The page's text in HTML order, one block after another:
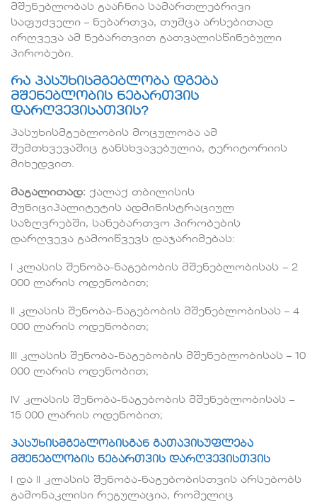
მშენებლობას გააჩნია სამართლებრივი
საფუძველი – ნებართვა, თუმცა არსებითად
ირღვევა ამ ნებართვით გათვალისწინებული
პირობები.
რა პასუხისმგებლობა დგება
მშენებლობის ნებართვის
დარღვევისათვის?
პასუხისმგებლობის მოცულობა ამ
შემთხვევაშიც განსხვავებულია, ტერიტორიის
მიხედვით.
მაგალითად: ქალაქ თბილისის
მუნიციპალიტეტის ადმინისტრაციულ
საზღვრებში, სანებართვო პირობების
დარღვევა გამოიწვევს დაჯარიმებას:
I კლასის შენობა-ნაგებობის მშენებლობისას − 2
000 ლარის ოდენობით;
II კლასის შენობა-ნაგებობის მშენებლობისას – 4
000 ლარის ოდენობით;
III კლასის შენობა-ნაგებობის მშენებლობისას – 10
000 ლარის ოდენობით;
IV კლასის შენობა-ნაგებობის მშენებლობისას –
15 000 ლარის ოდენობით;
პასუხისმგებლობისგან გათავისუფლება
მშენებლობის ნებართვის დარღვევისთვის
I და II კლასის შენობა-ნაგებობისთვის არსებობს
გამონაკლისი რეგულაცია, რომელიც